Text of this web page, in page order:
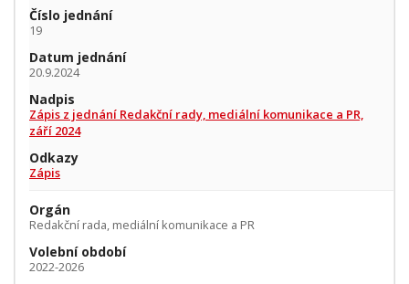
Číslo jednání
19
Datum jednání
20.9.2024
Nadpis
Zápis z jednání Redakční rady, mediální komunikace a PR,
září 2024
Odkazy
Zápis
Orgán
Redakční rada, mediální komunikace a PR
Volební období
2022-2026